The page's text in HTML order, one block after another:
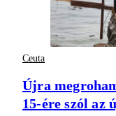
Ceuta
Újra
15-ére szól az